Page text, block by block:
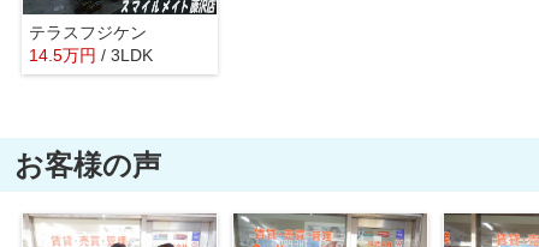
テラスフジケン
14.5万円 / 3LDK
お客様の声